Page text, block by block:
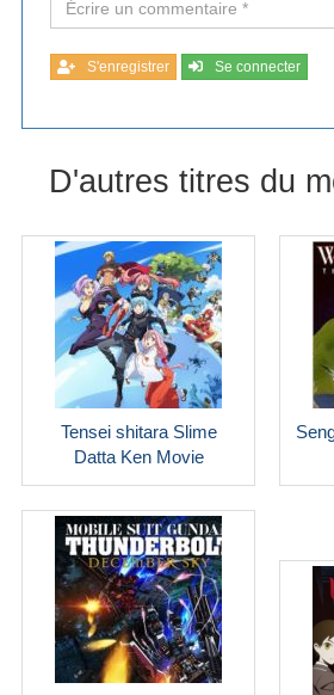
S'enregistrer Se connecter
D'autres titres du
Tensei shitara Slime
Datta Ken Movie